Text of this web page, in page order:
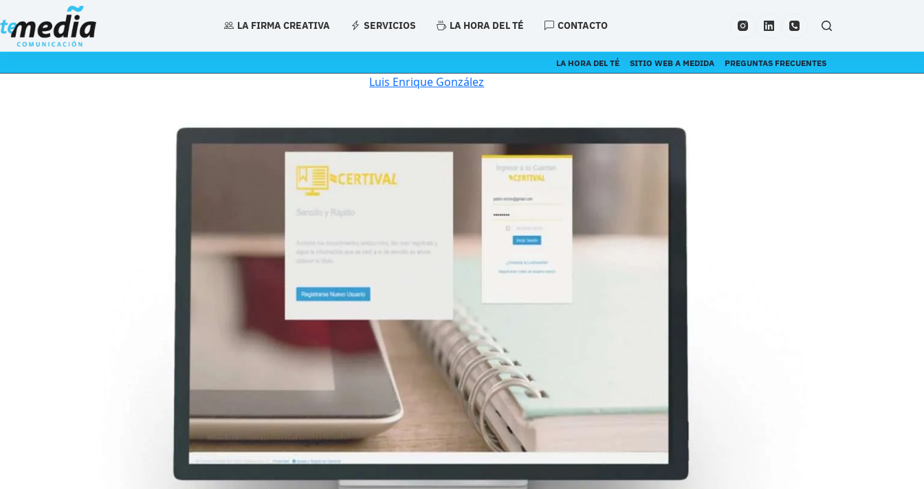
al
contenido
LA FIRMA CREATIVA SERVICIOS LA HORA DEL TÉ CONTACTO
LA HORA DEL TÉ SITIO WEB A MEDIDA PREGUNTAS FRECUENTES
Luis Enrique González